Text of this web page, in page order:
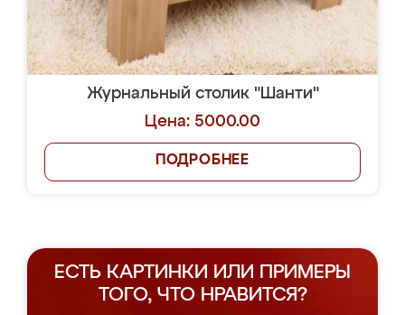
Журнальный столик "Шанти"
Цена: 5000.00
ПОДРОБНЕЕ
ЕСТЬ КАРТИНКИ ИЛИ ПРИМЕРЫ
ТОГО, ЧТО НРАВИТСЯ?